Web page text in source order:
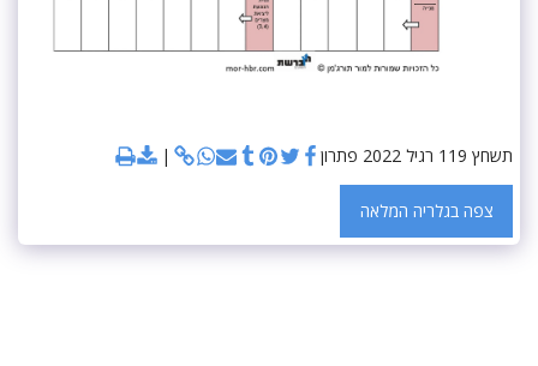
תשחץ 119 רגיל 2022 פתרון
צפה בגלריה המלאה